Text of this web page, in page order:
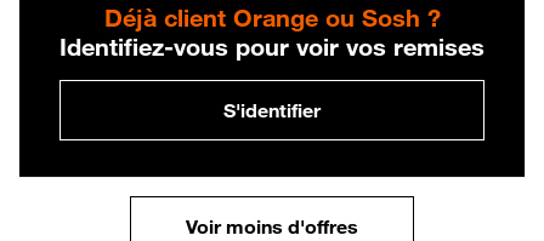
Déjà client Orange ou Sosh ?
Identifiez-vous pour voir vos remises
S'identifier
Voir moins d'offres